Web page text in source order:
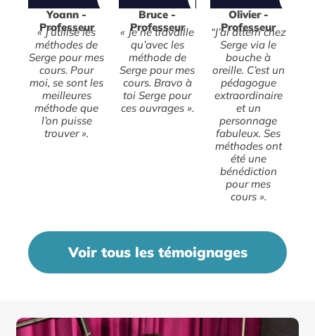
Yoann -
Professeur
« J’utilise les
méthodes de
Serge pour mes
cours. Pour
moi, se sont les
meilleures
méthode que
l’on puisse
trouver ».
Bruce -
Professeur
« Je ne travaille
qu’avec les
méthode de
Serge pour mes
cours. Bravo à
toi Serge pour
ces ouvrages ».
Olivier -
Professeur
“J’ai atterri chez
Serge via le
bouche à
oreille. C’est un
pédagogue
extraordinaire
et un
personnage
fabuleux. Ses
méthodes ont
été une
bénédiction
pour mes
cours ».
Voir tous les témoignages